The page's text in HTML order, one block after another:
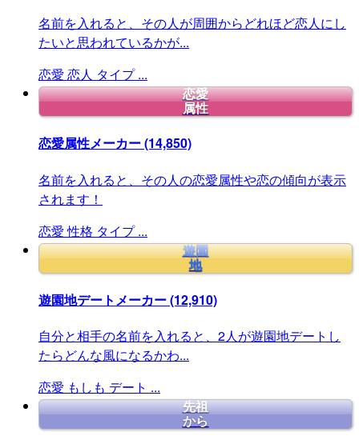
名前を入れると、その人が周囲からどれほど恋人にし
たいと思われているかが...
恋愛 恋人 タイプ ...
恋愛
属性
恋愛属性メーカー(14,850)
名前を入れると、その人の恋愛属性や恋の傾向が表示
されます！
恋愛 性格 タイプ ...
遊園
地
遊園地デートメーカー(12,910)
自分と相手の名前を入れると、2人が遊園地デートし
たらどんな風になるかわ...
恋愛 もしも デート ...
先祖
から